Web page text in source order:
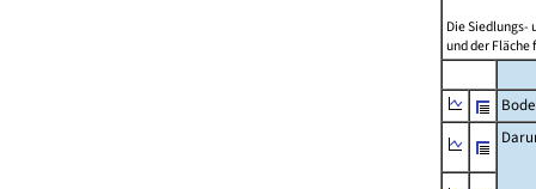
Die Siedlungs-
und der Fläche